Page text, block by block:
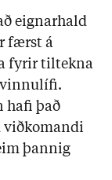
eignarhald
færst á
fyrir tiltekna
hafi það
viðkomandi
þannig